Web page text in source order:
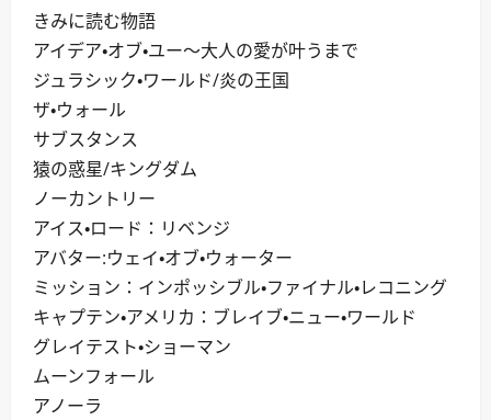
きみに読む物語
アイデア・オブ・ユー～大人の愛が叶うまで
ジュラシック・ワールド/炎の王国
ザ・ウォール
サブスタンス
猿の惑星/キングダム
ノーカントリー
アイス・ロード：リベンジ
アバター:ウェイ・オブ・ウォーター
ミッション：インポッシブル・ファイナル・レコニング
キャプテン・アメリカ：ブレイブ・ニュー・ワールド
グレイテスト・ショーマン
ムーンフォール
アノーラ